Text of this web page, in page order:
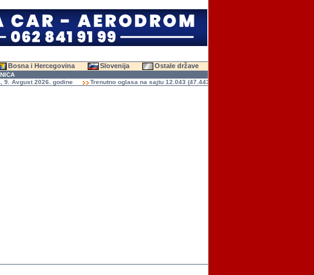
Bosna i Hercegovina Slovenija Ostale države
2026. godine
Trenutno oglasa na sajtu 12.043 (47.443 slika)